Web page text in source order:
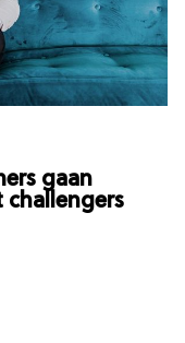
gaan
challengers